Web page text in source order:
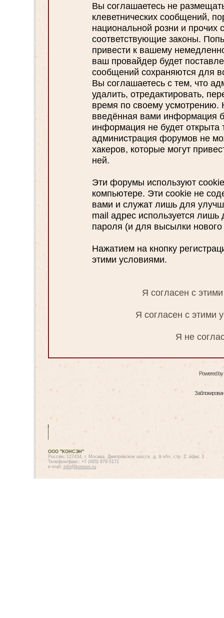
Вы соглашаетесь не
клеветнических сообщений,
национальной розни и
соответствующие законы.
привести к вашему
ваш провайдер будет
сообщений сохраняются для
Вы соглашаетесь с тем, что
удалить, отредактировать,
время по своему усмотрению.
введённая вами информация
информация не будет
администрация форумов не
хакеров, которые могут
ней.
Эти форумы используют
компьютере. Эти cookie не
вами и служат лишь для
mail адрес используется
пароля (и для высылки
Нажатием на кнопку
этими условиями.
Я согласен с
Я согласен с этими
Я не
Powered by
ООО "КОНСЭН"
Россия, 127434, г. Москва, Дмитровское шоссе, д. 9 «А», стр. 2, офис 3
Телефон/факс: +7 (495) 979-5171
e-mail: info@konsen.ru